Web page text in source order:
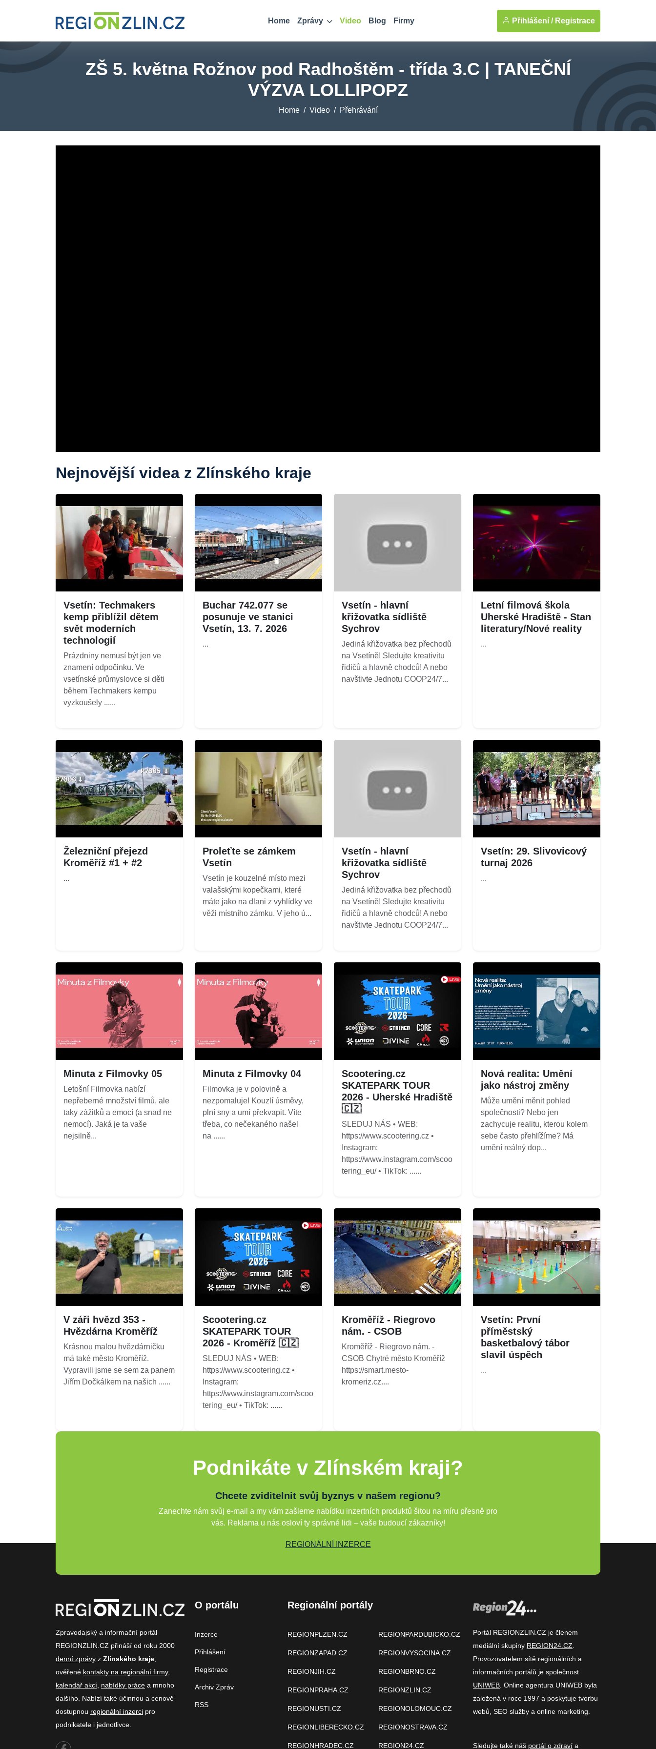
Home Zprávy Video Blog Firmy Přihlášení / Registrace
ZŠ 5. května Rožnov pod Radhoštěm - třída 3.C | TANEČNÍ
VÝZVA LOLLIPOPZ
Home Video Přehrávání
Nejnovější videa z Zlínského kraje
Vsetín: Techmakers
kemp přiblížil dětem
svět moderních
technologií
Prázdniny nemusí být jen ve
znamení odpočinku. Ve
vsetínské průmyslovce si děti
během Techmakers kempu
vyzkoušely ......
Buchar 742.077 se
posunuje ve stanici
Vsetín, 13. 7. 2026
...
Vsetín - hlavní
křižovatka sídliště
Sychrov
Jediná křižovatka bez přechodů
na Vsetíně! Sledujte kreativitu
řidičů a hlavně chodců! A nebo
navštivte Jednotu COOP24/7...
Letní filmová škola
Uherské Hradiště - Stan
literatury/Nové reality
...
Železniční přejezd
Kroměříž #1 + #2
...
Proleťte se zámkem
Vsetín
Vsetín je kouzelné místo mezi
valašskými kopečkami, které
máte jako na dlani z vyhlídky ve
věži místního zámku. V jeho ú...
Vsetín - hlavní
křižovatka sídliště
Sychrov
Jediná křižovatka bez přechodů
na Vsetíně! Sledujte kreativitu
řidičů a hlavně chodců! A nebo
navštivte Jednotu COOP24/7...
Vsetín: 29. Slivovicový
turnaj 2026
...
Minuta z Filmovky 05
Letošní Filmovka nabízí
nepřeberné množství filmů, ale
taky zážitků a emocí (a snad ne
nemocí). Jaká je ta vaše
nejsilně...
Minuta z Filmovky 04
Filmovka je v polovině a
nezpomaluje! Kouzlí úsměvy,
plní sny a umí překvapit. Víte
třeba, co nečekaného našel
na ......
Scootering.cz
SKATEPARK TOUR
2026 - Uherské Hradiště
🇨🇿
SLEDUJ NÁS • WEB:
https://www.scootering.cz •
Instagram:
https://www.instagram.com/scoo
tering_eu/ • TikTok: ......
Nová realita: Umění
jako nástroj změny
Může umění měnit pohled
společnosti? Nebo jen
zachycuje realitu, kterou kolem
sebe často přehlížíme? Má
umění reálný dop...
V záři hvězd 353 -
Hvězdárna Kroměříž
Krásnou malou hvězdárničku
má také město Kroměříž.
Vypravili jsme se sem za panem
Jiřím Dočkálkem na našich ......
Scootering.cz
SKATEPARK TOUR
2026 - Kroměříž 🇨🇿
SLEDUJ NÁS • WEB:
https://www.scootering.cz •
Instagram:
https://www.instagram.com/scoo
tering_eu/ • TikTok: ......
Kroměříž - Riegrovo
nám. - CSOB
Kroměříž - Riegrovo nám. -
CSOB Chytré město Kroměříž
https://smart.mesto-
kromeriz.cz....
Vsetín: První
příměstský
basketbalový tábor
slavil úspěch
...
Podnikáte v Zlínském kraji?
Chcete zviditelnit svůj byznys v našem regionu?
Zanechte nám svůj e-mail a my vám zašleme nabídku inzertních produktů šitou na míru přesně pro
vás. Reklama u nás osloví ty správné lidi – vaše budoucí zákazníky!
REGIONÁLNÍ INZERCE
Zpravodajský a informační portál
REGIONZLIN.CZ přináší od roku 2000
denní zprávy z Zlínského kraje
ověřené kontakty na regionální firmy,
kalendář akcí nabídky práce a mnoho
dalšího. Nabízí také účinnou a cenově
dostupnou regionální inzerci pro
podnikatele i jednotlivce.
O portálu
Inzerce
Přihlášení
Registrace
Archiv Zpráv
RSS
Regionální portály
REGIONPLZEN.CZ
REGIONZAPAD.CZ
REGIONJIH.CZ
REGIONPRAHA.CZ
REGIONUSTI.CZ
REGIONLIBERECKO.CZ
REGIONHRADEC.CZ
REGIONPARDUBICKO.CZ
REGIONVYSOCINA.CZ
REGIONBRNO.CZ
REGIONZLIN.CZ
REGIONOLOMOUC.CZ
REGIONOSTRAVA.CZ
REGION24.CZ
Portál REGIONZLIN.CZ je členem
mediální skupiny REGION24.CZ
Provozovatelem sítě regionálních a
informačních portálů je společnost
UNIWEB . Online agentura UNIWEB byla
založená v roce 1997 a poskytuje tvorbu
webů, SEO služby a online marketing.
Sledujte také náš portál o zdraví a